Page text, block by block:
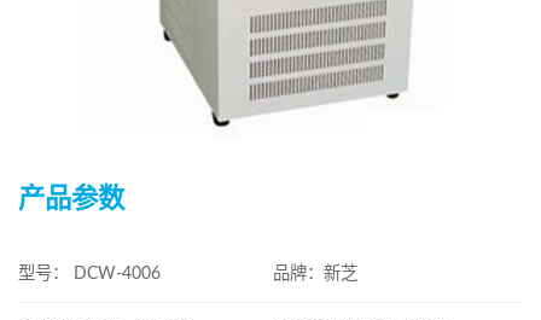
产品参数
型号： DCW-4006 品牌：新芝